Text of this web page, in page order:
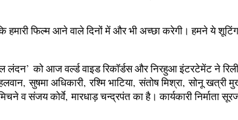
फिल्‍म आने वाले दिनों में और भी अच्‍छा करेगी। हमने ये
लंदन’ को आज वर्ल्‍ड वाइड रिकॉर्डस और निरहुआ इंटरटेमेंट ने
सुषमा अधिकारी, रश्मि भाटिया, संतोष मिश्रा, सोनू
संजय कोर्वे, मारधाड़ चन्द्रपंत का है। कार्यकारी निर्माता